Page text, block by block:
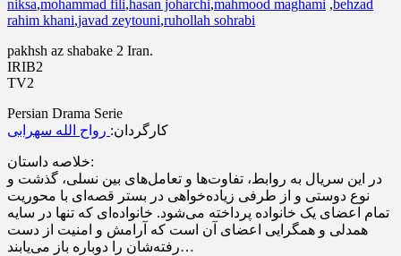
niksa,mohammad fili,hasan joharchi,mahmood maghami ,behzad
rahim khani,javad zeytouni,ruhollah sohrabi
pakhsh az shabake 2 Iran.
IRIB2
TV2
Persian Drama Serie
کارگردان: رواح الله سهرابی
خلاصه داستان:
در این سریال به روابط، تفاوت‌ها و تعامل‌های بین نسلی، گذشت و
نوع دوستی و از طرفی زیاده‌خواهی در بستر قصه‌ای با محوریت
تمام اعضای یک خانواده پرداخته می‌شود. خانواده‌ای که تنها در سایه
همدلی و همگرایی اعضای آن است که آرامش و امنیت از دست
رفته‌شان را دوباره باز می‌یابند…